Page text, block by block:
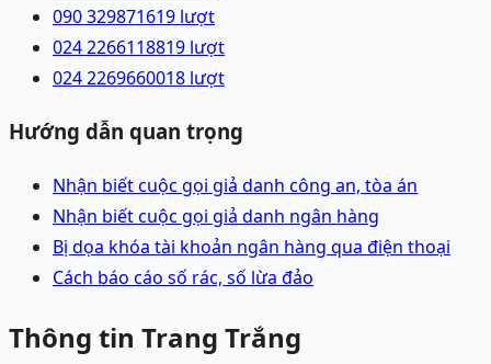
090 329871619 lượt
024 2266118819 lượt
024 2269660018 lượt
Hướng dẫn quan trọng
Nhận biết cuộc gọi giả danh công an, tòa án
Nhận biết cuộc gọi giả danh ngân hàng
Bị dọa khóa tài khoản ngân hàng qua điện thoại
Cách báo cáo số rác, số lừa đảo
Thông tin Trang Trắng